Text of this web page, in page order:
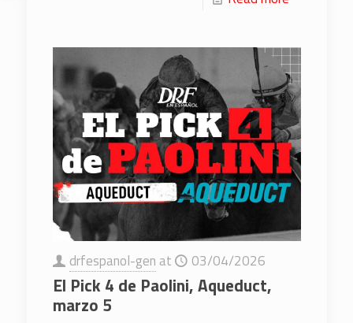
drfespanol-gen at 03/04/2026
El Pick 4 de Paolini, Aqueduct,
marzo 5